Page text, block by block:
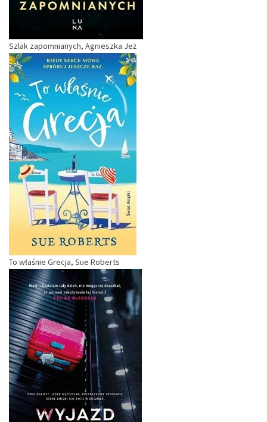
Szlak zapomnianych, Agnieszka Jeż
To właśnie Grecja, Sue Roberts